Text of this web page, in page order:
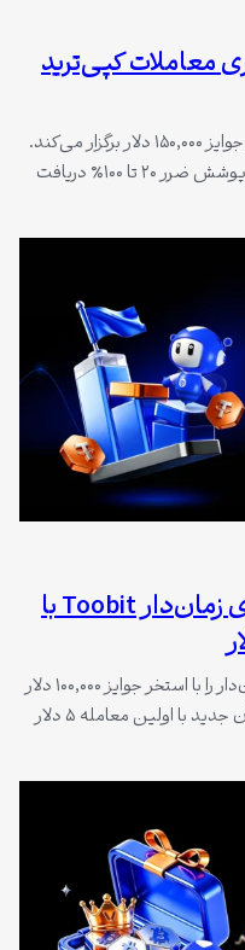
هزار دلاری معاملات کپی‌ترید
توبیت چالش کپی‌ترید جولای را با استخر جوایز ۱۵۰,۰۰۰ دلار برگزار می‌کند.
کاربران جدید با اولین کپی‌ترید ۱۵ دلار و پوشش ضرر ۲۰ تا ۱۰۰٪ دریافت
و حرفه‌ای‌ها برای سهم ۷۰,۰۰۰ دلاری بر اساس حجم معاملات
کمپین معاملاتی قراردادهای زمان‌دار Toobit با
توبیت کمپین معاملاتی قراردادهای زمان‌دار را با استخر جوایز ۱۰۰,۰۰۰ دلار
از ۹ تا ۳۰ جولای برگزار می‌کند. معامله‌گران جدید با اولین معامله ۵ دلار
صحیح تا ۸ دلار جایزه روزانه دارد و برترین‌ها در جدول رتبه‌بندی تا ۴,۰۰۰